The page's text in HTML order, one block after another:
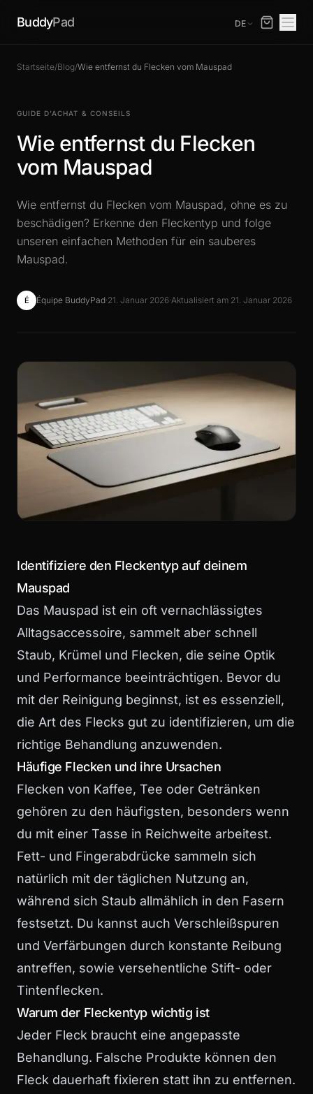
BuddyPad DE
Startseite/Blog/Wie entfernst du Flecken vom Mauspad
GUIDE D’ACHAT & CONSEILS
Wie entfernst du Flecken
vom Mauspad
Wie entfernst du Flecken vom Mauspad, ohne es zu
beschädigen? Erkenne den Fleckentyp und folge
unseren einfachen Methoden für ein sauberes
Mauspad.
É Équipe BuddyPad·21. Januar 2026·Aktualisiert am 21. Januar 2026
Identifiziere den Fleckentyp auf deinem
Mauspad
Das Mauspad ist ein oft vernachlässigtes
Alltagsaccessoire, sammelt aber schnell
Staub, Krümel und Flecken, die seine Optik
und Performance beeinträchtigen. Bevor du
mit der Reinigung beginnst, ist es essenziell,
die Art des Flecks gut zu identifizieren, um die
richtige Behandlung anzuwenden.
Häufige Flecken und ihre Ursachen
Flecken von Kaffee, Tee oder Getränken
gehören zu den häufigsten, besonders wenn
du mit einer Tasse in Reichweite arbeitest.
Fett- und Fingerabdrücke sammeln sich
natürlich mit der täglichen Nutzung an,
während sich Staub allmählich in den Fasern
festsetzt. Du kannst auch Verschleißspuren
und Verfärbungen durch konstante Reibung
antreffen, sowie versehentliche Stift- oder
Tintenflecken.
Warum der Fleckentyp wichtig ist
Jeder Fleck braucht eine angepasste
Behandlung. Falsche Produkte können den
Fleck dauerhaft fixieren statt ihn zu entfernen.